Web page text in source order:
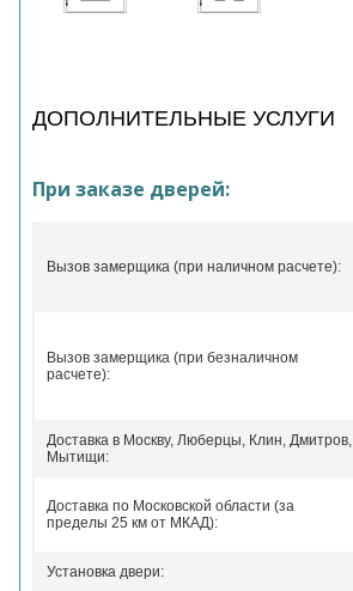
ДОПОЛНИТЕЛЬНЫЕ УСЛУГИ
При заказе дверей:
Вызов замерщика (при наличном расчете):
Вызов замерщика (при безналичном
расчете):
Доставка в Москву, Люберцы, Клин, Дмитров,
Мытищи:
Доставка по Московской области (за
пределы 25 км от МКАД):
Установка двери: